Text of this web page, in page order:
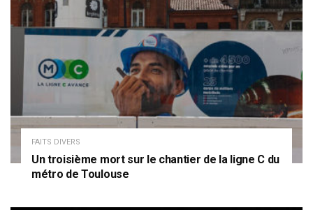
FAITS DIVERS
Un troisième mort sur le chantier de la ligne C du
métro de Toulouse